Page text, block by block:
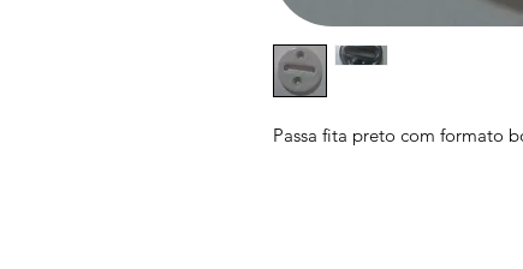
Passa fita preto com formato